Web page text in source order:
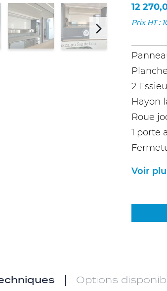
12
Prix HT :
2
Hayon
Roue
1 porte
Voir
Options